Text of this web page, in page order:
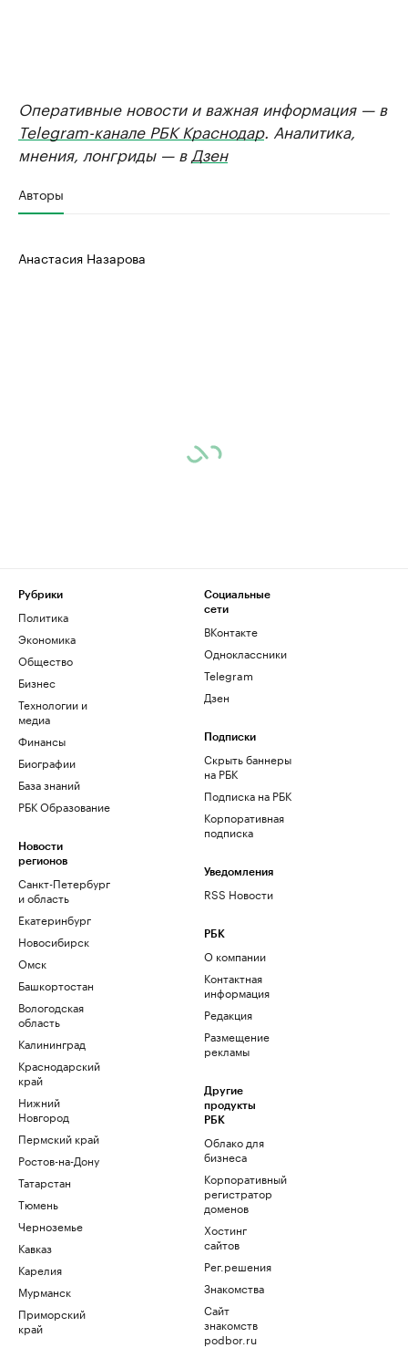
Оперативные новости и важная информация — в
Telegram-канале РБК Краснодар. Аналитика,
мнения, лонгриды — в Дзен
Авторы
Анастасия Назарова
Рубрики
Политика
Экономика
Общество
Бизнес
Технологии и
медиа
Финансы
Биографии
База знаний
РБК Образование
Новости
регионов
Санкт-Петербург
и область
Екатеринбург
Новосибирск
Омск
Башкортостан
Вологодская
область
Калининград
Краснодарский
край
Нижний
Новгород
Пермский край
Ростов-на-Дону
Татарстан
Тюмень
Черноземье
Кавказ
Карелия
Мурманск
Приморский
край
Социальные
сети
ВКонтакте
Одноклассники
Telegram
Дзен
Подписки
Скрыть баннеры
на РБК
Подписка на РБК
Корпоративная
подписка
Уведомления
RSS Новости
РБК
О компании
Контактная
информация
Редакция
Размещение
рекламы
Другие
продукты
РБК
Облако для
бизнеса
Корпоративный
регистратор
доменов
Хостинг
сайтов
Рег.решения
Знакомства
Сайт
знакомств
podbor.ru